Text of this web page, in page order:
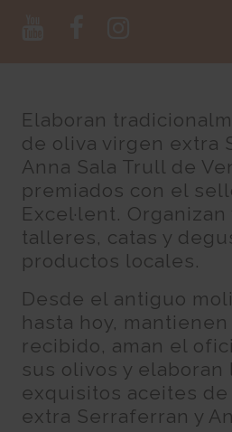
Elaboran
de oliva virgen extra
Anna Sala Trull de
premiados con el
Excel·lent. Organizan
talleres, catas y
productos locales.
Desde el antiguo
hasta hoy,
recibido, aman el
sus olivos y elaboran
exquisitos aceites
extra Serraferran y